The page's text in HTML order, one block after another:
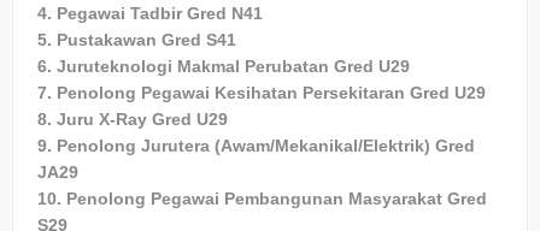
4. Pegawai Tadbir Gred N41
5. Pustakawan Gred S41
6. Juruteknologi Makmal Perubatan Gred U29
7. Penolong Pegawai Kesihatan Persekitaran Gred U29
8. Juru X-Ray Gred U29
9. Penolong Jurutera (Awam/Mekanikal/Elektrik) Gred
JA29
10. Penolong Pegawai Pembangunan Masyarakat Gred
S29